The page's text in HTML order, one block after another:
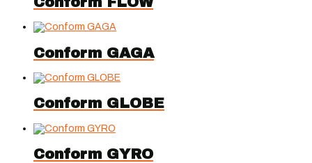
Conform GAGA
Conform GLOBE
Conform GYRO